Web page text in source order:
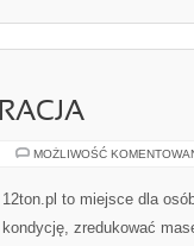
MOŻLIWOŚĆ
12ton.pl to miejsce dla
kondycję, zredukować